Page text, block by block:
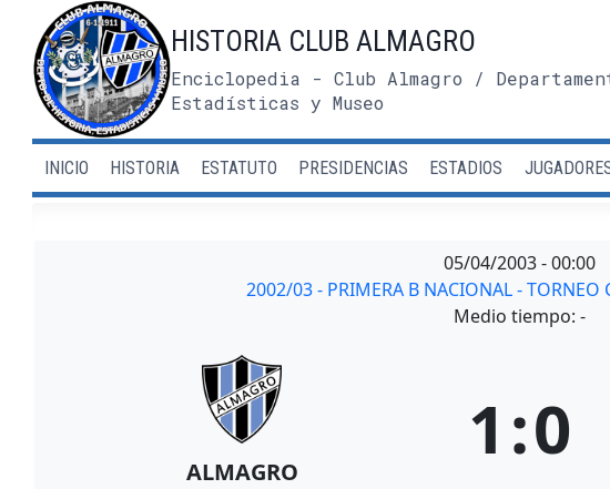
contenido
HISTORIA CLUB ALMAGRO
Enciclopedia - Club Almagro /
Estadísticas y Museo
INICIO HISTORIA ESTATUTO PRESIDENCIAS ESTADIOS
05/04/2003-00:00
2002/03 - PRIMERA B NACIONAL - TORNEO
Medio tiempo: -
ALMAGRO 1:0